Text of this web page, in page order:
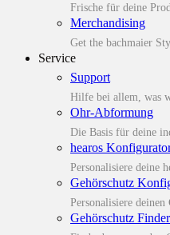
Frische für deine
Merchandising
Get the bachmaier
Service
Support
Hilfe bei allem, was
Ohr-Abformung
Die Basis für deine
hearos
Personalisiere deine
Gehörschutz
Personalisiere deinen
Gehörschutz Finder